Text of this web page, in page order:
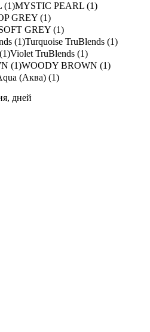
MYSTIC PEARL (1)
GREY (1)
GREY (1)
Turquoise TruBlends (1)
Violet TruBlends (1)
WOODY BROWN (1)
(Аква) (1)
дней